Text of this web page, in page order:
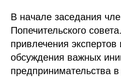
В начале заседания
Попечительского
привлечения
обсуждения важных
предпринимательства в